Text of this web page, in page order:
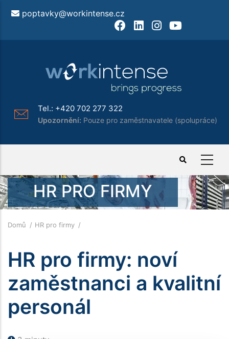
poptavky@workintense.cz
FacebookLinkedInInstagram
Tel.: +420 702 277 322
Upozornění: Pouze pro zaměstnavatele (spolupráce)
HR PRO FIRMY
Drobečková
Domů HR pro firmy
HR pro firmy: noví
zaměstnanci a kvalitní
personál